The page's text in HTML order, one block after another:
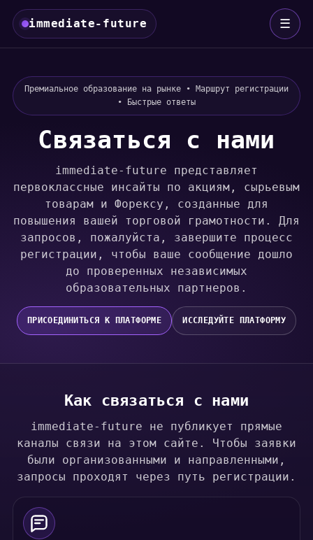
immediate-future ☰
Премиальное образование на рынке • Маршрут регистрации
• Быстрые ответы
Связаться с нами
immediate-future представляет
первоклассные инсайты по акциям, сырьевым
товарам и Форексу, созданные для
повышения вашей торговой грамотности. Для
запросов, пожалуйста, завершите процесс
регистрации, чтобы ваше сообщение дошло
до проверенных независимых
образовательных партнеров.
ПРИСОЕДИНИТЬСЯ К ПЛАТФОРМЕ ИССЛЕДУЙТЕ ПЛАТФОРМУ
Как связаться с нами
immediate-future не публикует прямые
каналы связи на этом сайте. Чтобы заявки
были организованными и направленными,
запросы проходят через путь регистрации.